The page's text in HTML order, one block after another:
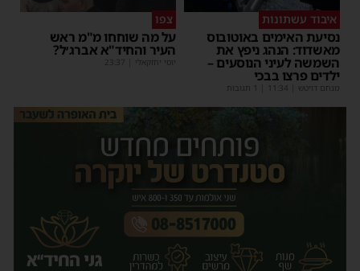
איבוד עשתונות
נסיעת האימים באוטובוס
מאשדוד: הנהג ניפץ את
השמשה לעיני הנוסעים –
ילדים פרצו בבכי
מנחם דויטש |
11:34 | 1 תגובות
על מה שוחחו מ"מ ראש
העיר והחיד"א אברג׳ל?
יוסי יחזקאלי |
23:37